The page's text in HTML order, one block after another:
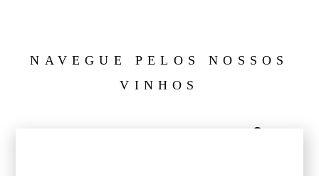
NAVEGUE PELOS NOSSOS
VINHOS